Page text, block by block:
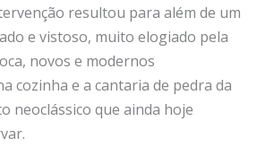
resultou para além de um
e vistoso, muito elogiado pela
novos e modernos
cozinha e a cantaria de pedra da
neoclássico que ainda hoje